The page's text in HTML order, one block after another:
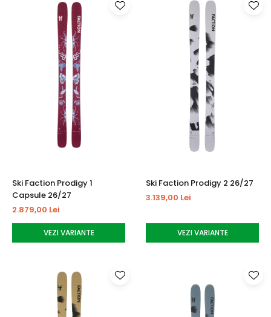
Ski Faction Prodigy 1
Capsule 26/27
2.879,00 Lei
VEZI VARIANTE
Ski Faction Prodigy 2 26/27
3.139,00 Lei
VEZI VARIANTE